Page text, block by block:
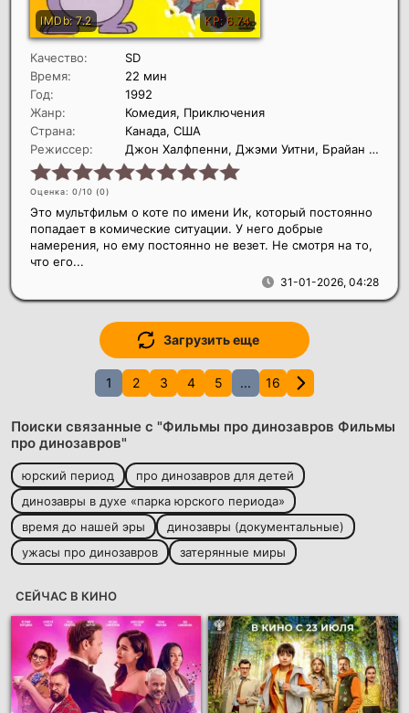
Качество:
SD
Время:
22 мин
Год:
1992
Жанр:
Комедия, Приключения
Страна:
Канада, США
Режиссер:
Джон Халфпенни, Джэми Уитни, Брайан Шисли
Оценка: 0/10 (0)
31-01-2026, 04:28
Это мультфильм о коте по имени Ик, который постоянно
попадает в комические ситуации. У него добрые
намерения, но ему постоянно не везет. Не смотря на то,
что его...
Загрузить еще
1 2 3 4 5 ... 16
Поиски связанные с "Фильмы про динозавров Фильмы
про динозавров"
юрский период
про динозавров для детей
динозавры в духе «парка юрского периода»
время до нашей эры
динозавры (документальные)
ужасы про динозавров
затерянные миры
СЕЙЧАС В КИНО